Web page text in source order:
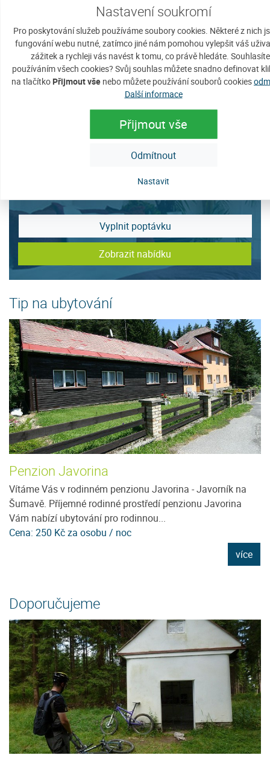
Nastavení soukromí
Pro poskytování služeb používáme soubory cookies. Některé z nich
fungování webu nutné, zatímco jiné nám pomohou vylepšit váš
zážitek a rychleji vás navést k tomu, co právě hledáte.
používáním všech cookies? Svůj souhlas můžete snadno definovat
na tlačítko Přijmout vše nebo můžete používání souborů cookies
Další informace
Přijmout vše
Odmítnout
Nastavit
U Javorníka se zřítilo malé letadlo
čtvrtek, 13. května 2010
Ve čtvrtek 13. května 2010 okolo jedné
hodiny odpoledne viděl jeden
z obyvatelů Tejmlova pád malého...
Zobrazit detaily
46
Sháníte ubytování na Javorníku?
Vyplnit poptávku
Zobrazit nabídku
Tip na ubytování
Penzion Javorina
Vítáme Vás v rodinném penzionu Javorina - Javorník na
Šumavě. Příjemné rodinné prostředí penzionu Javorina
Vám nabízí ubytování pro rodinnou...
Cena: 250 Kč za osobu / noc
více
Doporučujeme